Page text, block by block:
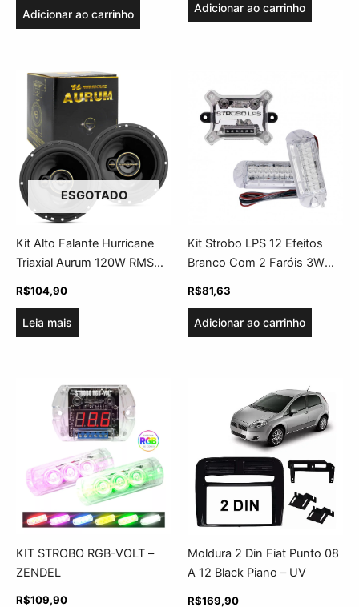
Adicionar ao carrinho Adicionar ao carrinho
ESGOTADO
Kit Alto Falante Hurricane
Triaxial Aurum 120W RMS
R$104,90
Leia mais
Kit Strobo LPS 12 Efeitos
Branco Com 2 Faróis 3W
R$81,63
Adicionar ao carrinho
KIT STROBO RGB-VOLT –
ZENDEL
R$109,90
Moldura 2 Din Fiat Punto 08
A 12 Black Piano – UV
R$169,90